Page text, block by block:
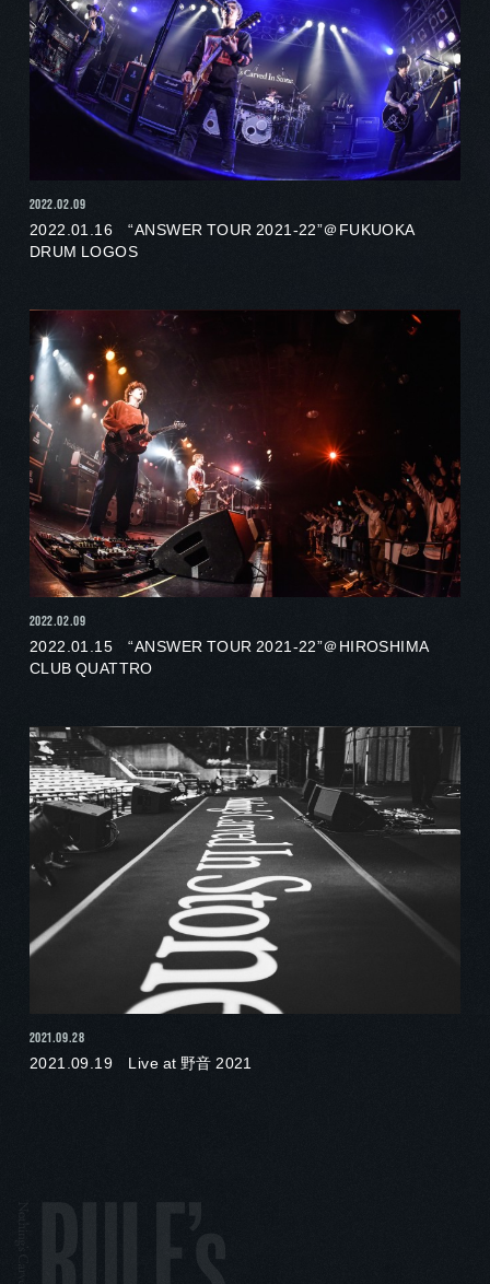
2022.02.09
2022.01.16 “ANSWER TOUR 2021-22”＠FUKUOKA
DRUM LOGOS
2022.02.09
2022.01.15 “ANSWER TOUR 2021-22”＠HIROSHIMA
CLUB QUATTRO
2021.09.28
2021.09.19 Live at 野音 2021